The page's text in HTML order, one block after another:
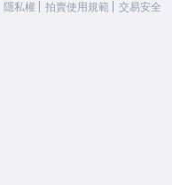
隱私權 拍賣使用規範 交易安全